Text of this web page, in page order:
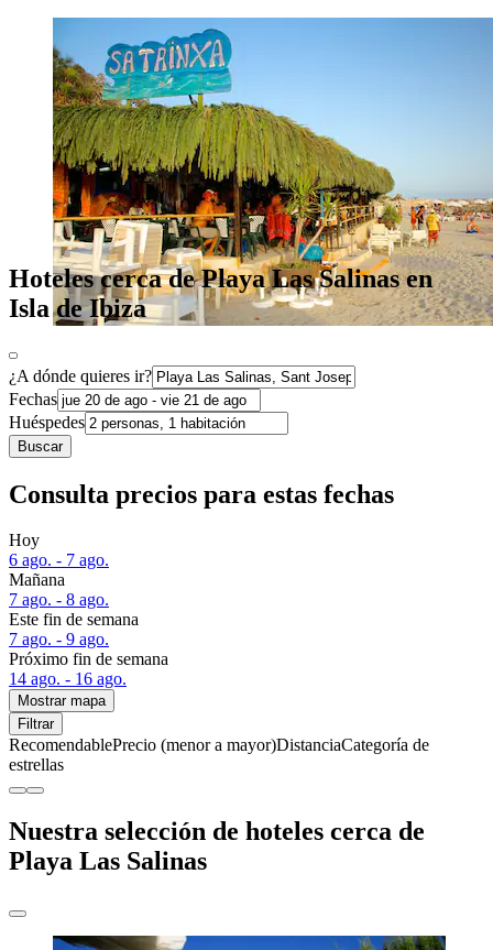
Hoteles cerca de Playa Las Salinas en
Isla de Ibiza
¿A dónde quieres ir?
Fechas
Huéspedes
Buscar
Consulta precios para estas fechas
Hoy
6 ago. - 7 ago.
Mañana
7 ago. - 8 ago.
Este fin de semana
7 ago. - 9 ago.
Próximo fin de semana
14 ago. - 16 ago.
Mostrar mapa
Filtrar
RecomendablePrecio (menor a mayor)DistanciaCategoría de
estrellas
Nuestra selección de hoteles cerca de
Playa Las Salinas